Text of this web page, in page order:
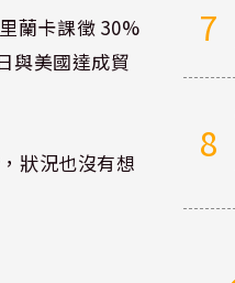
蘭卡課徵 30%
與美國達成貿
狀況也沒有想
7
8